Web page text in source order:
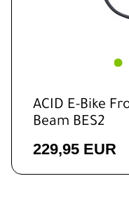
ACID E-Bike
Beam BES2
229,95 EUR